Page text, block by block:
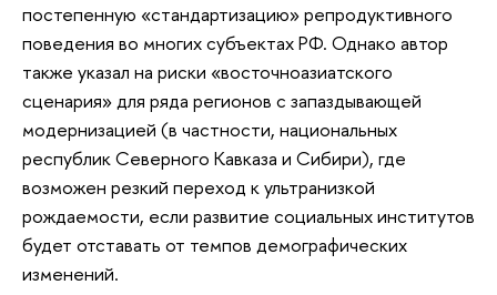
постепенную «стандартизацию» репродуктивного
поведения во многих субъектах РФ. Однако автор
также указал на риски «восточноазиатского
сценария» для ряда регионов с запаздывающей
модернизацией (в частности, национальных
республик Северного Кавказа и Сибири), где
возможен резкий переход к ультранизкой
рождаемости, если развитие социальных институтов
будет отставать от темпов демографических
изменений.